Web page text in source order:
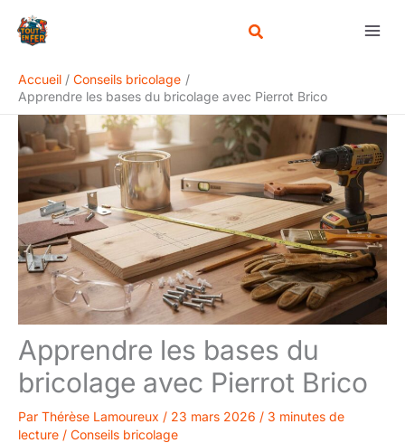
Accueil
Conseils bricolage
Apprendre les bases du bricolage avec Pierrot Brico
Apprendre les bases du
bricolage avec Pierrot Brico
Par Thérèse Lamoureux / 23 mars 2026 / 3 minutes de
lecture / Conseils bricolage